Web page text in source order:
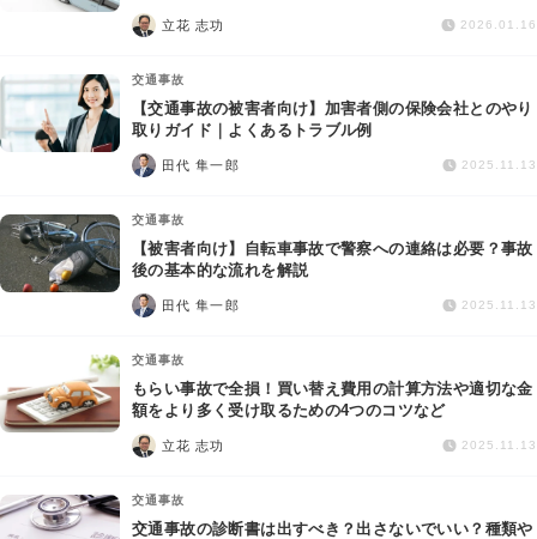
債権回収
IT・ネット
資金調達
企業法務
立花 志功 2026.01.16
交通事故
【交通事故の被害者向け】加害者側の保険会社とのやり
取りガイド｜よくあるトラブル例
田代 隼一郎 2025.11.13
交通事故
【被害者向け】自転車事故で警察への連絡は必要？事故
後の基本的な流れを解説
田代 隼一郎 2025.11.13
交通事故
もらい事故で全損！買い替え費用の計算方法や適切な金
額をより多く受け取るための4つのコツなど
立花 志功 2025.11.13
交通事故
交通事故の診断書は出すべき？出さないでいい？種類や